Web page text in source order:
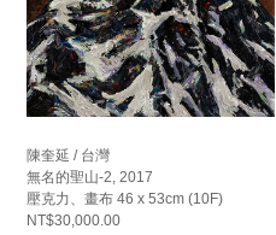
陳奎延 / 台灣
無名的聖山-2, 2017
壓克力、畫布 46 x 53cm (10F)
NT$30,000.00